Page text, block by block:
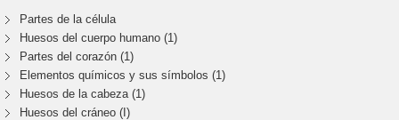
Partes de la célula
Huesos del cuerpo humano (1)
Partes del corazón (1)
Elementos químicos y sus símbolos (1)
Huesos de la cabeza (1)
Huesos del cráneo (I)